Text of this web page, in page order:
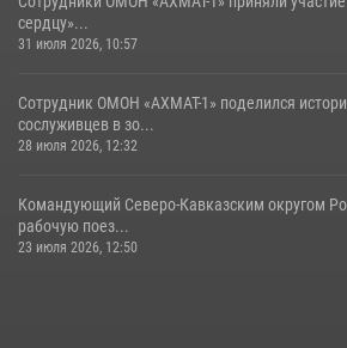
сердцу»...
31 июля 2026, 10:57
Сотрудник ОМОН «АХМАТ-1» поделился
сослуживцев в зо...
28 июля 2026, 12:32
Командующий Северо-Кавказским округом
рабочую поез...
23 июля 2026, 12:50